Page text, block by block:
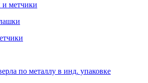
метчики
по металлу в инд. упаковке